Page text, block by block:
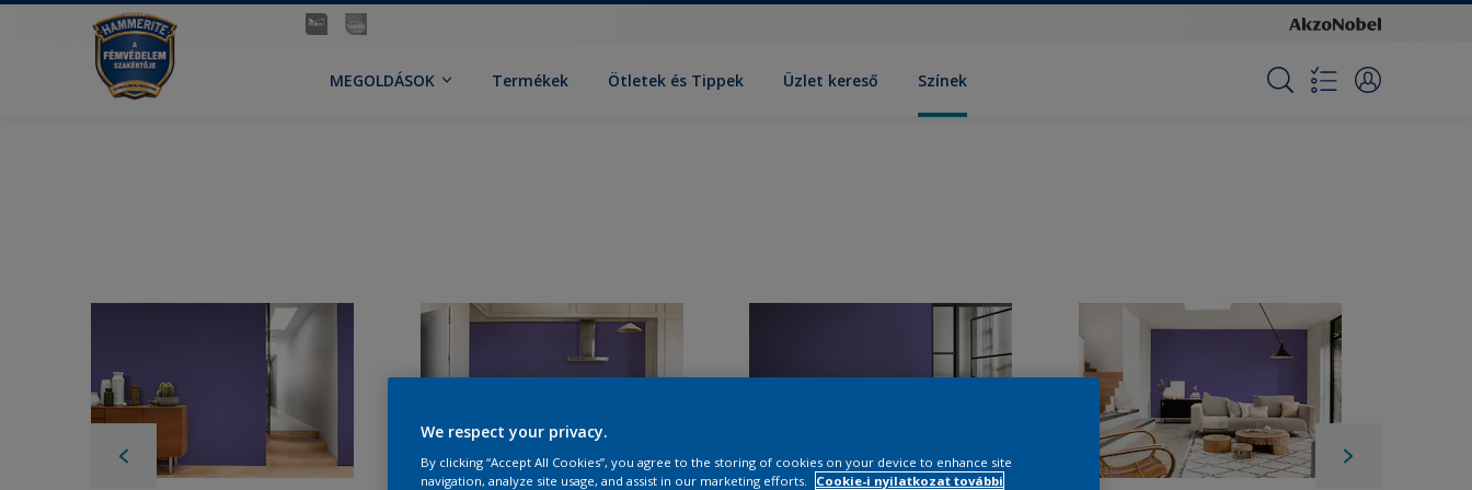
MEGOLDÁSOK Termékek Ötletek és Tippek Üzlet kereső Színek
We respect your privacy.
By clicking “Accept All Cookies”, you agree to the storing of cookies on your device to enhance site
navigation, analyze site usage, and assist in our marketing efforts.
Cookie-i nyilatkozat további